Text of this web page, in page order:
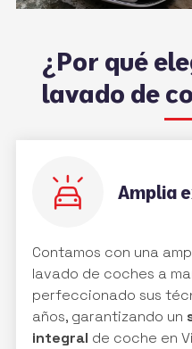
¿Por qué
lavado de
Amplia
Contamos con una
lavado de coches a
perfeccionado sus
años, garantizando un
integral de coche en